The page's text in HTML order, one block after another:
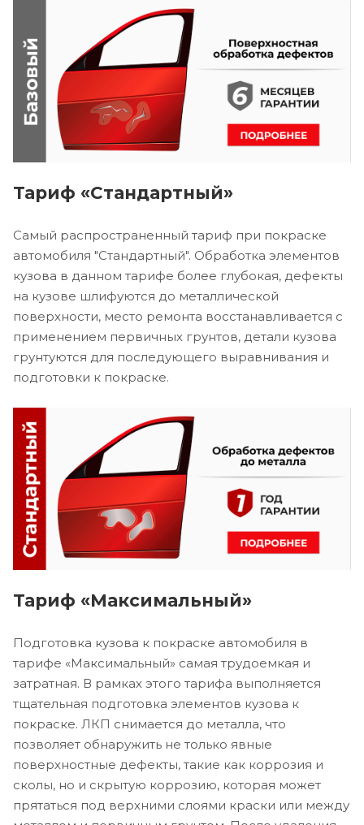
Тариф «Стандартный»
Самый распространенный тариф при покраске
автомобиля "Стандартный". Обработка элементов
кузова в данном тарифе более глубокая, дефекты
на кузове шлифуются до металлической
поверхности, место ремонта восстанавливается с
применением первичных грунтов, детали кузова
грунтуются для последующего выравнивания и
подготовки к покраске.
Тариф «Максимальный»
Подготовка кузова к покраске автомобиля в
тарифе «Максимальный» самая трудоемкая и
затратная. В рамках этого тарифа выполняется
тщательная подготовка элементов кузова к
покраске. ЛКП снимается до металла, что
позволяет обнаружить не только явные
поверхностные дефекты, такие как коррозия и
сколы, но и скрытую коррозию, которая может
прятаться под верхними слоями краски или между